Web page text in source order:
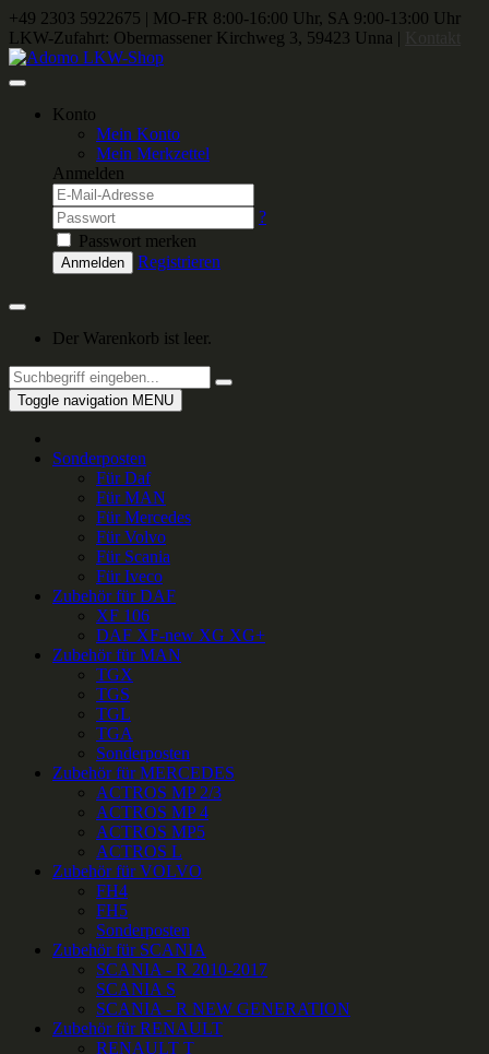
+49 2303 5922675 | MO-FR 8:00-16:00 Uhr, SA 9:00-13:00 Uhr
LKW-Zufahrt: Obermassener Kirchweg 3, 59423 Unna |
Konto
Mein Konto
Mein Merkzettel
Anmelden
?
Passwort merken
Anmelden Registrieren
Der Warenkorb ist leer.
Toggle navigation MENU
Sonderposten
Für Daf
Für MAN
Für Mercedes
Für Volvo
Für Scania
Für Iveco
Zubehör für DAF
XF 106
DAF XF-new XG XG+
Zubehör für MAN
TGX
TGS
TGL
TGA
Sonderposten
Zubehör für MERCEDES
ACTROS MP 2/3
ACTROS MP 4
ACTROS MP5
ACTROS L
Zubehör für VOLVO
FH4
FH5
Sonderposten
Zubehör für SCANIA
SCANIA - R 2010-2017
SCANIA S
SCANIA - R NEW GENERATION
Zubehör für RENAULT
RENAULT T